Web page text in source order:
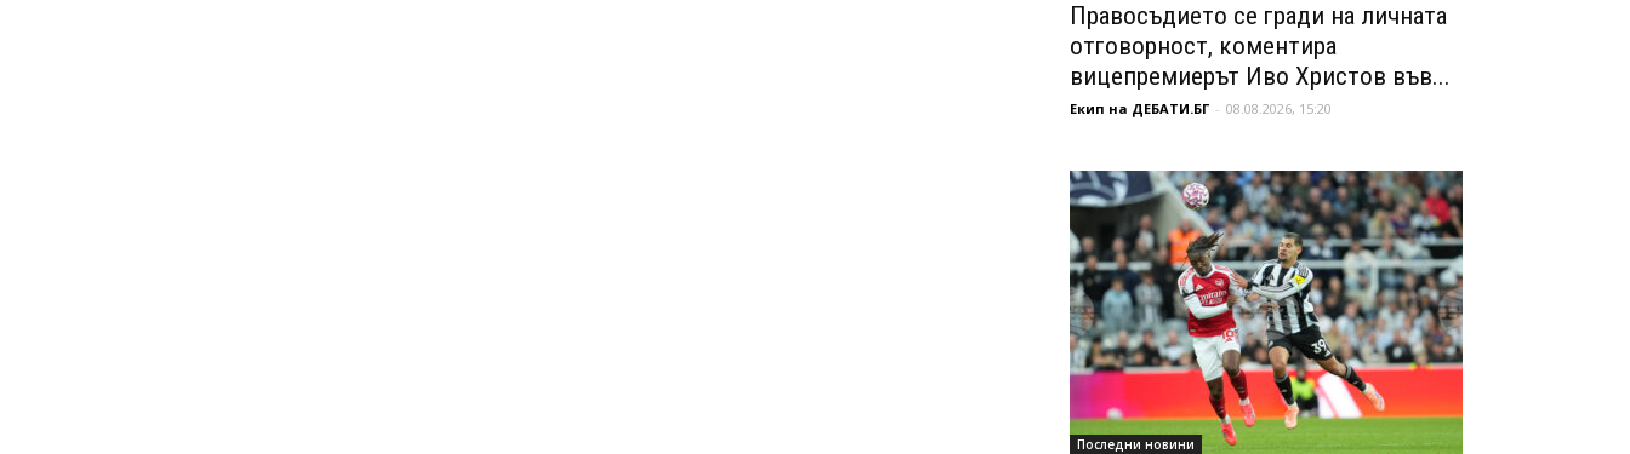
Правосъдието се гради на личната
отговорност, коментира
вицепремиерът Иво Христов във...
Екип на ДЕБАТИ.БГ - 08.08.2026, 15:20
Последни новини